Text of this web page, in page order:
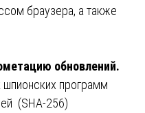
браузера, а также
обновлений.
программ
(SHA-256)